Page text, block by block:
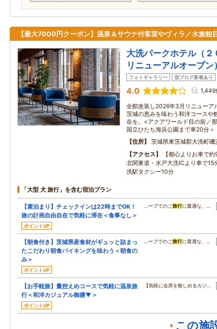
【最大7000円クーポン】温泉＆サウナ付客室やヴィラ／水族館
大洗パークホテル（
リニューアルオープン
フォトギャラリー 宿ブログ新着あり
4.0 1,449
全館改装し2026年3月リニューア
茨城の恵みを味わう和洋コースや
在を。<アクアワールド目の前／
国立ひたち海浜公園まで車20分＞
住所
茨城県東茨城郡大洗町
アクセス
【都心よりお車で
北関東道・水戸大洗ICより車で15
洗駅タクシー10分
「大型 犬 旅行」を含む宿泊プラン
【素泊まり】チェックインは22時までOK！
旅の計画自由自在で気軽に滞在＜食事なし＞
ポイントUP
…ープでのご旅行に最適な、…
【朝食付き】茨城県産食材がギュッと詰まっ
たこだわり朝食バイキングを味わう＜朝食の
み＞
ポイントUP
…ープでのご旅行に最適な、…
【お手軽旅】量控えめコースで気軽に温泉旅
行＜和洋カジュアル御膳▼＞
ポイントUP
【気軽に会席を愉しめるカジ…
この施